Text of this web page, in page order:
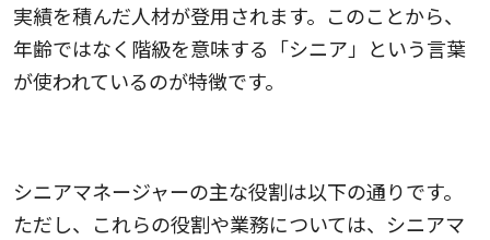
実績を積んだ人材が登用されます。このことから、
年齢ではなく階級を意味する「シニア」という言葉
が使われているのが特徴です。
シニアマネージャーの主な役割は以下の通りです。
ただし、これらの役割や業務については、シニアマ